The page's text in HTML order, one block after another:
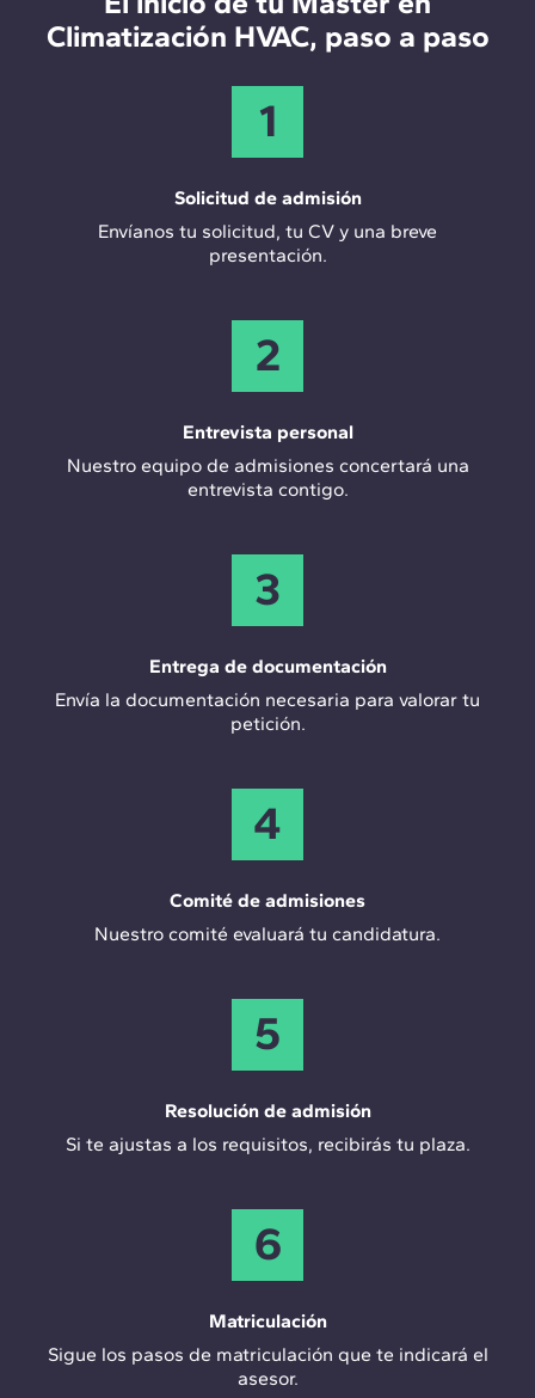
completos y tomar decisiones de alto impacto en
eficiencia energética y confort.
térmicas y ventilación. Por esto, la ingeniería HVAC
es ya una especialidad propia dentro del sector
integrando criterios de eficiencia energética desde
Climatización HVAC, paso a paso
1
Solicitud de admisión
Envíanos tu solicitud, tu CV y una breve
presentación.
2
Entrevista personal
Nuestro equipo de admisiones concertará una
entrevista contigo.
3
Entrega de documentación
Envía la documentación necesaria para valorar tu
petición.
4
Comité de admisiones
Nuestro comité evaluará tu candidatura.
5
Resolución de admisión
Si te ajustas a los requisitos, recibirás tu plaza.
6
Matriculación
Sigue los pasos de matriculación que te indicará el
asesor.